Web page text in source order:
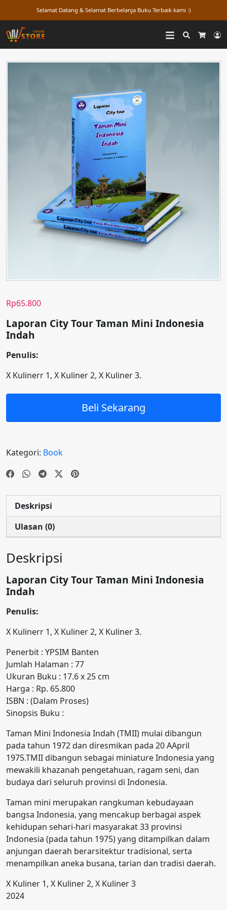
Selamat Datang & Selamat Berbelanja Buku Terbaik kami :)
Search
Rp65.800
Laporan City TourTaman Mini Indonesia
Indah
Penulis:
X Kulinerr 1, X Kuliner 2, X Kuliner 3.
Beli Sekarang
Kategori: Book
Deskripsi
Ulasan (0)
Deskripsi
Laporan City TourTaman Mini Indonesia
Indah
Penulis:
X Kulinerr 1, X Kuliner 2, X Kuliner 3.
Penerbit : YPSIM Banten
Jumlah Halaman : 77
Ukuran Buku : 17.6 x 25 cm
Harga : Rp. 65.800
ISBN : (Dalam Proses)
Sinopsis Buku :
Taman Mini Indonesia Indah (TMII) mulai dibangun
pada tahun 1972 dan diresmikan pada 20 AApril
1975.TMII dibangun sebagai miniature Indonesia yang
mewakili khazanah pengetahuan, ragam seni, dan
budaya dari seluruh provinsi di Indonesia.
Taman mini merupakan rangkuman kebudayaan
bangsa Indonesia, yang mencakup berbagai aspek
kehidupan sehari-hari masyarakat 33 provinsi
Indonesia (pada tahun 1975) yang ditampilkan dalam
anjungan daerah berarsitektur tradisional, serta
menampilkan aneka busana, tarian dan tradisi daerah.
X Kuliner 1, X Kuliner 2, X Kuliner 3
2024